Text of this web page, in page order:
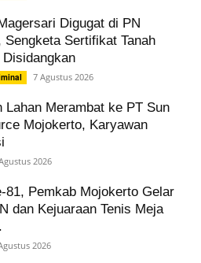
Digugat di PN
Sengketa Sertifikat Tanah
7 Agustus 2026
Lahan Merambat ke PT Sun
Mojokerto, Karyawan
2026
81, Pemkab Mojokerto Gelar
dan Kejuaraan Tenis Meja
2026